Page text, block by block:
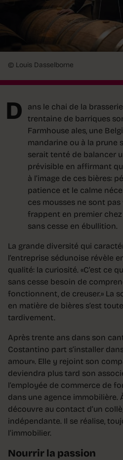
© Louis Dasselborne
D
ans le chai de la
trentaine de barriques
Farmhouse ales, une
mandarine ou à la prune
serait tenté de balancer
prévisible en affirmant
à l’image de ces bières:
patience et le calme
ces mousses ne sont
frappent en premier chez
sans cesse en ébullition.
La grande diversité qui
l’entreprise sédunoise révèle
qualité: la curiosité. «C’est ce
sans cesse besoin de
fonctionnent, de creuser.» La
en matière de bières s’est
tardivement.
Après trente ans dans son
Costantino part s’installer
amour». Elle y rejoint son
deviendra plus tard son
l’employée de commerce de
dans une agence immobilière.
découvre au contact d’un
indépendante. Il se réalise,
l’immobilier.
Nourrir la passion